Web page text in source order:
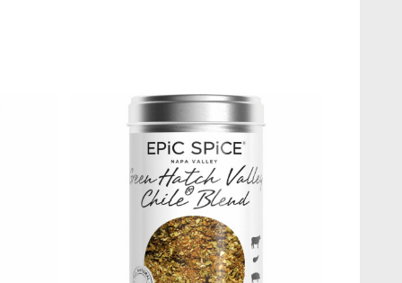
de mest seriösa odlarna är våra leverantörer.
Spice.
socker, havssalt, kajennpeppar, kanel,
muskotnöt, kryddpeppar, kryddnejlika, kardemumma, paprika,